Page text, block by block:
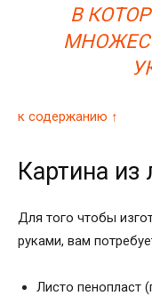
В
к содержанию ↑
Картина из
Для того чтобы
руками, вам
Листо пенопласт